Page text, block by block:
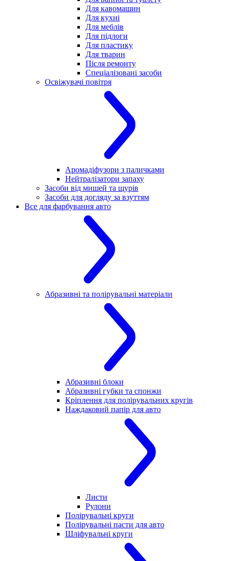
Для кавомашин
Для кухні
Для меблів
Для підлоги
Для пластику
Для тварин
Після ремонту
Спеціалізовані засоби
Освіжувачі повітря
Аромадіфузори з паличками
Нейтралізатори запаху
Засоби від мишей та щурів
Засоби для догляду за взуттям
Все для фарбування авто
Абразивні та полірувальні матеріали
Абразивні блоки
Абразивні губки та спонжи
Кріплення для полірувальних кругів
Наждаковий папір для авто
Листи
Рулони
Полірувальні круги
Полірувальні пасти для авто
Шліфувальні круги